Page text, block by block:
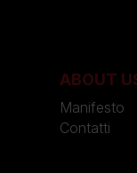
ABOUT
Manifesto
Contatti